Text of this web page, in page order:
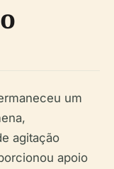
um
agitação
apoio